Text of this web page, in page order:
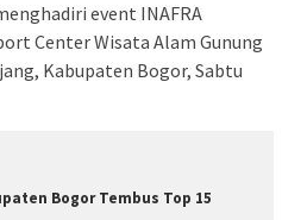
event INAFRA
Center Wisata Alam Gunung
Kabupaten Bogor, Sabtu
Bogor Tembus Top 15